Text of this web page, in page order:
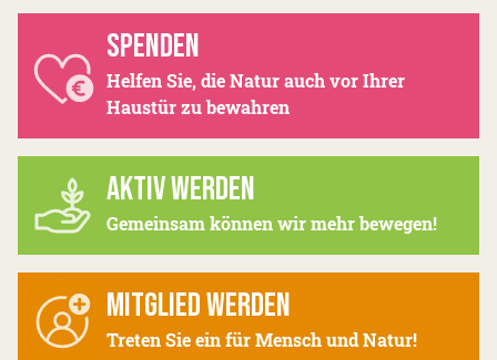
SPENDEN
Helfen Sie, die Natur auch vor Ihrer
Haustür zu bewahren
AKTIV WERDEN
Gemeinsam können wir mehr bewegen!
MITGLIED WERDEN
Treten Sie ein für Mensch und Natur!